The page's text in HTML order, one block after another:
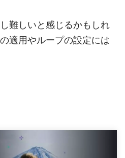
難しいと感じるかもしれ
適用やループの設定には